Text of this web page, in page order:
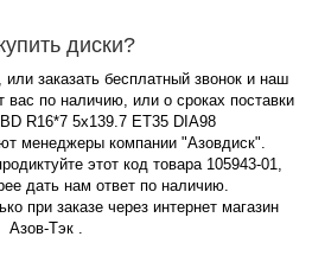
диски?
заказать бесплатный звонок и наш
вас по наличию, или о сроках поставки
R16*7 5x139.7 ET35 DIA98
менеджеры компании "Азовдиск".
этот код товара 105943-01,
дать нам ответ по наличию.
при заказе через интернет магазин
Азов-Тэк .